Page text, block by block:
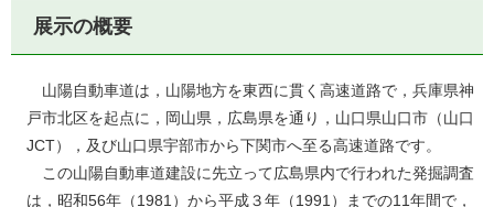
展示の概要
山陽自動車道は，山陽地方を東西に貫く高速道路で，兵庫県神
戸市北区を起点に，岡山県，広島県を通り，山口県山口市（山口
JCT），及び山口県宇部市から下関市へ至る高速道路です。
この山陽自動車道建設に先立って広島県内で行われた発掘調査
は，昭和56年（1981）から平成３年（1991）までの11年間で，